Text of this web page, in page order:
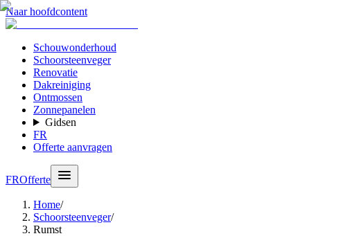
Naar hoofdcontent
Schouwonderhoud
Schoorsteenveger
Renovatie
Dakreiniging
Ontmossen
Zonnepanelen
Gidsen
FR
Offerte aanvragen
FROfferte
Home/
Schoorsteenveger/
Rumst